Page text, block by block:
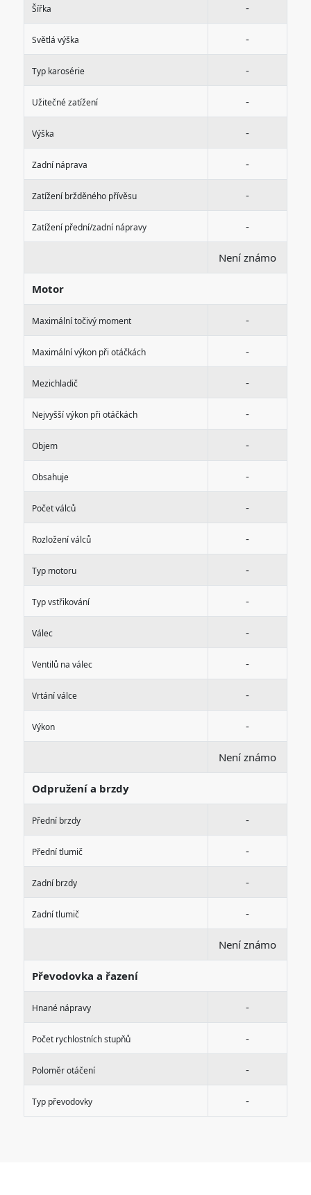
Šířka -
Světlá výška -
Typ karosérie -
Užitečné zatížení -
Výška -
Zadní náprava -
Zatížení bržděného přívěsu -
Zatížení přední/zadní nápravy -
Není známo
Motor
Maximální točivý moment -
Maximální výkon při otáčkách -
Mezichladič -
Nejvyšší výkon při otáčkách -
Objem -
Obsahuje -
Počet válců -
Rozložení válců -
Typ motoru -
Typ vstřikování -
Válec -
Ventilů na válec -
Vrtání válce -
Výkon -
Není známo
Odpružení a brzdy
Přední brzdy -
Přední tlumič -
Zadní brzdy -
Zadní tlumič -
Není známo
Převodovka a řazení
Hnané nápravy -
Počet rychlostních stupňů -
Poloměr otáčení -
Typ převodovky -